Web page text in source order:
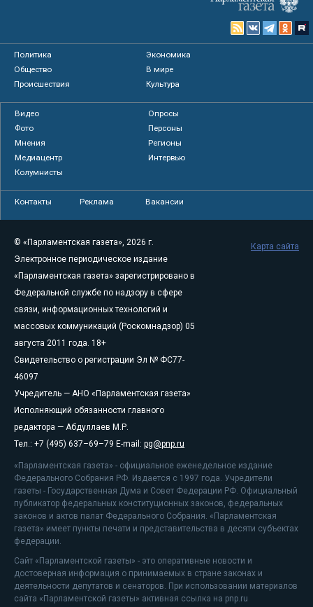
Политика
Экономика
Общество
В мире
Происшествия
Культура
Видео
Опросы
Фото
Персоны
Мнения
Регионы
Медиацентр
Интервью
Колумнисты
Контакты Реклама Вакансии
© «Парламентская газета», 2026 г.
Электронное периодическое издание
«Парламентская газета» зарегистрировано в
Федеральной службе по надзору в сфере
связи, информационных технологий и
массовых коммуникаций (Роскомнадзор) 05
августа 2011 года. 18+
Свидетельство о регистрации Эл № ФС77-
46097
Учредитель — АНО «Парламентская газета»
Исполняющий обязанности главного
редактора — Абдуллаев М.Р.
Тел.: +7 (495) 637–69–79 E-mail: pg@pnp.ru
«Парламентская газета» - официальное еженедельное издание
Федерального Собрания РФ. Издается с 1997 года. Учредители
газеты - Государственная Дума и Совет Федерации РФ. Официальный
публикатор федеральных конституционных законов, федеральных
законов и актов палат Федерального Собрания. «Парламентская
газета» имеет пункты печати и представительства в десяти субъектах
федерации.
Сайт «Парламентской газеты» - это оперативные новости и
достоверная информация о принимаемых в стране законах и
деятельности депутатов и сенаторов. При использовании материалов
сайта «Парламентской газеты» активная ссылка на pnp.ru
Карта сайта